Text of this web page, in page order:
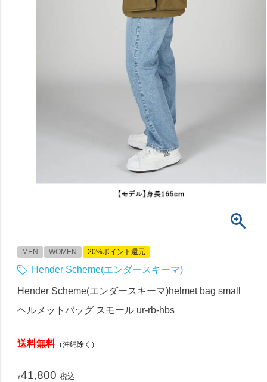
MEN WOMEN 20%ポイント還元
Hender Scheme(エンダースキーマ)
Hender Scheme(エンダースキーマ)helmet bag small
ヘルメットバッグ スモール ur-rb-hbs
送料無料（沖縄除く）
¥41,800 税込